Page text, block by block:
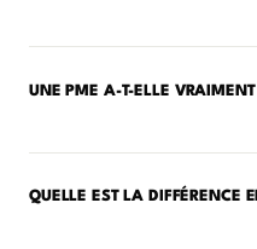
UNE PME A-T-ELLE
QUELLE EST LA DIFFÉRENCE